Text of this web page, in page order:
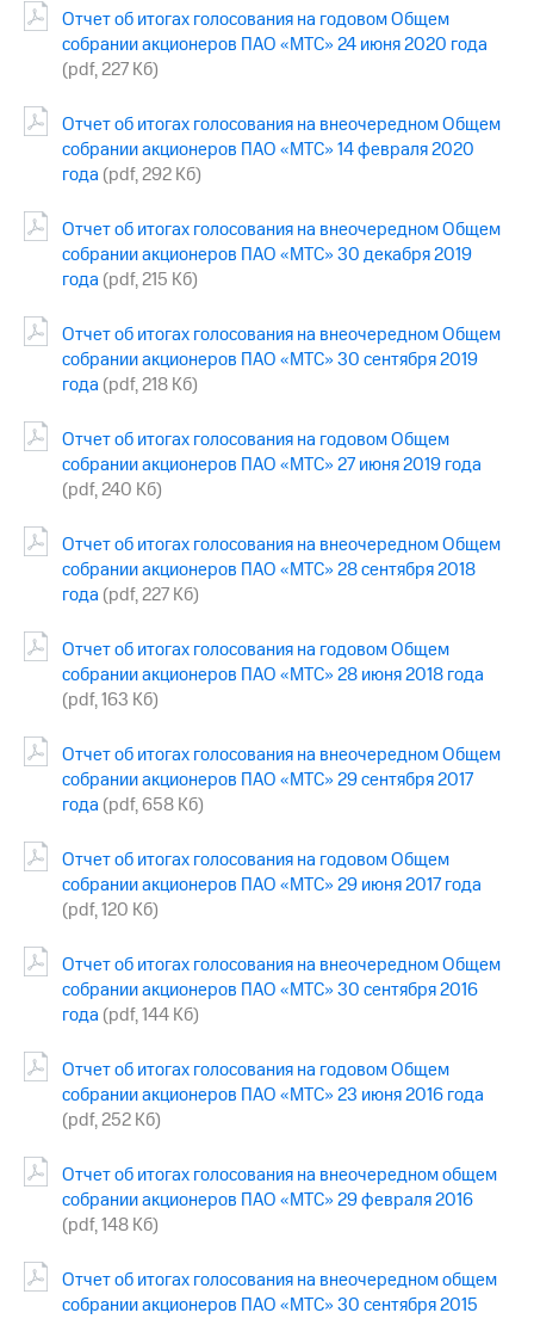
капитал
Контроль
и
аудит
акций
Описание
приобретения
Порядок
выкупа
акций
Рынок
облигаций
Описание
Уведомление
о
погашении
облигаций
Другое
Регистратор
Контакты
развитие
деловая этика
Отчет об итогах голосования на годовом Общем
собрании акционеров ПАО «МТС» 24 июня 2020 года
(pdf, 227 Кб)
Отчет об итогах голосования на внеочередном Общем
собрании акционеров ПАО «МТС» 14 февраля 2020
года (pdf, 292 Кб)
Отчет об итогах голосования на внеочередном Общем
собрании акционеров ПАО «МТС» 30 декабря 2019
года (pdf, 215 Кб)
Отчет об итогах голосования на внеочередном Общем
собрании акционеров ПАО «МТС» 30 сентября 2019
года (pdf, 218 Кб)
Отчет об итогах голосования на годовом Общем
собрании акционеров ПАО «МТС» 27 июня 2019 года
(pdf, 240 Кб)
Отчет об итогах голосования на внеочередном Общем
собрании акционеров ПАО «МТС» 28 сентября 2018
года (pdf, 227 Кб)
Отчет об итогах голосования на годовом Общем
собрании акционеров ПАО «МТС» 28 июня 2018 года
(pdf, 163 Кб)
Отчет об итогах голосования на внеочередном Общем
собрании акционеров ПАО «МТС» 29 сентября 2017
года (pdf, 658 Кб)
Отчет об итогах голосования на годовом Общем
собрании акционеров ПАО «МТС» 29 июня 2017 года
(pdf, 120 Кб)
Отчет об итогах голосования на внеочередном Общем
собрании акционеров ПАО «МТС» 30 сентября 2016
года (pdf, 144 Кб)
Отчет об итогах голосования на годовом Общем
собрании акционеров ПАО «МТС» 23 июня 2016 года
(pdf, 252 Кб)
Отчет об итогах голосования на внеочередном общем
собрании акционеров ПАО «МТС» 29 февраля 2016
(pdf, 148 Кб)
Отчет об итогах голосования на внеочередном общем
собрании акционеров ПАО «МТС» 30 сентября 2015